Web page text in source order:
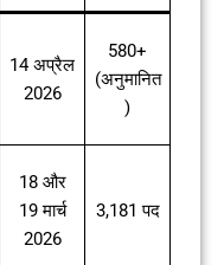
14 अप्रैल
2026
580+
(अनुमानित
)
18 और
19 मार्च
2026
3,181 पद